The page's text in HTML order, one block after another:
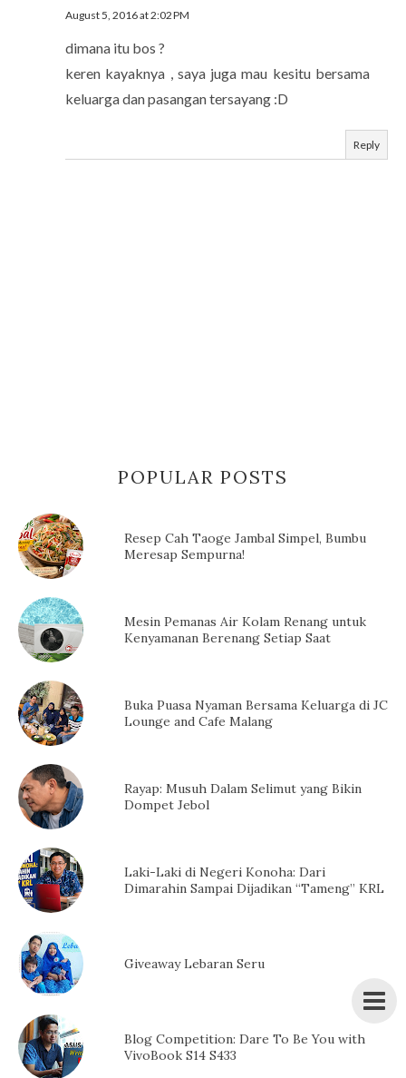
August 5, 2016 at 2:02 PM
dimana itu bos ?
keren kayaknya , saya juga mau kesitu bersama
keluarga dan pasangan tersayang :D
Reply
POPULAR POSTS
Resep Cah Taoge Jambal Simpel, Bumbu
Meresap Sempurna!
Mesin Pemanas Air Kolam Renang untuk
Kenyamanan Berenang Setiap Saat
Buka Puasa Nyaman Bersama Keluarga di JC
Lounge and Cafe Malang
Rayap: Musuh Dalam Selimut yang Bikin
Dompet Jebol
Laki-Laki di Negeri Konoha: Dari
Dimarahin Sampai Dijadikan “Tameng” KRL
Giveaway Lebaran Seru
Blog Competition: Dare To Be You with
VivoBook S14 S433